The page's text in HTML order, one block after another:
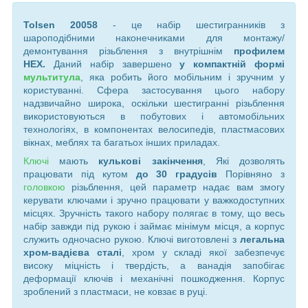
Tolsen 20058- це набір шестигранників з
шароподібними наконечниками для монтажу/
демонтування різьблення з внутрішнім профилем
HEX. Даний набір завершеноу компактній формі
мультитула, яка робить його мобільним і зручним у
користуванні. Сфера застосування цього набору
надзвичайно широка, оскільки шестигранні різьблення
використовуються в побутових і автомобільних
технологіях, в компонентах велосипедів, пластмасових
вікнах, меблях та багатьох інших приладах.
Ключі мають кулькові закінчення, Які дозволять
працювати під кутом до 30 градусів Порівняно з
головкою різьблення, цей параметр надає вам змогу
керувати ключами і зручно працювати у важкодоступних
місцях. Зручність такого набору полягає в тому, що весь
набір завжди під рукою і займає мінімум місця, а корпус
служить одночасно рукою. Ключі виготовлені з легальна
хром-вадієва сталі, хром у складі якої забезпечує
високу міцність і твердість, а ванадія запобігає
деформації ключів і механічні пошкодження. Корпус
зроблений з пластмаси, не ковзає в руці.